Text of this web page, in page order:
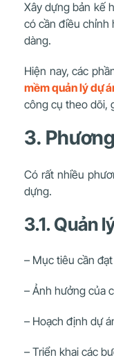
Xây dựng bản kế
có cần điều chỉnh
dàng.
Hiện nay, các
mềm quản lý dự
công cụ theo dõi,
3.
Có rất nhiều
dựng.
3.1. Quản
– Mục tiêu cần
– Ảnh hưởng của
– Hoạch định dự
– Triển khai các